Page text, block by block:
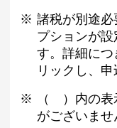
諸税が別途
プションが
す。詳細につ
リックし、申
（ ）内の表
がございませ